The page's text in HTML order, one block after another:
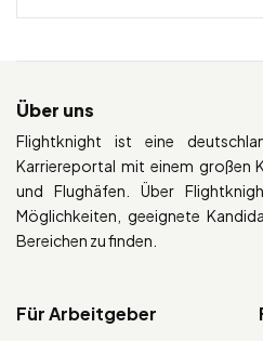
Über uns
Flightknight ist eine
Karriereportal mit einem großen
und Flughäfen. Über
Möglichkeiten, geeignete
Bereichen zu finden.
Für Arbeitgeber